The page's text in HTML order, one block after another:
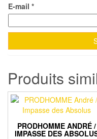
E-mail *
Produits
PRODHOMME ANDRÉ /
IMPASSE DES